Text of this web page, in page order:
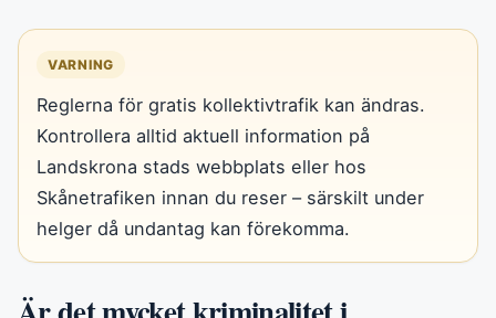
VARNING
Reglerna för gratis kollektivtrafik kan ändras.
Kontrollera alltid aktuell information på
Landskrona stads webbplats eller hos
Skånetrafiken innan du reser – särskilt under
helger då undantag kan förekomma.